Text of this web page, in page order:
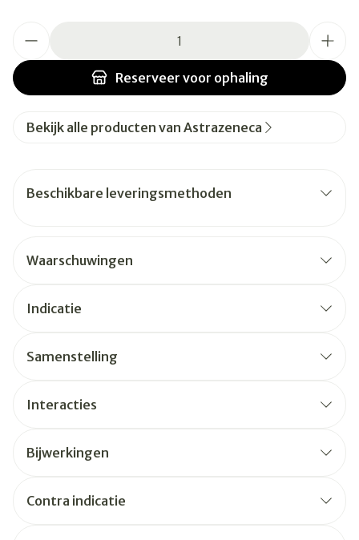
Reserveer voor ophaling
Bekijk alle producten van Astrazeneca
Beschikbare leveringsmethoden
Waarschuwingen
Indicatie
Samenstelling
Interacties
Bijwerkingen
Contra indicatie